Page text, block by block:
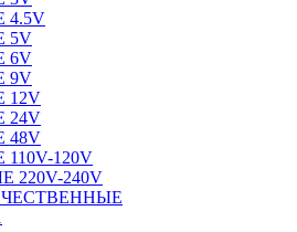
4.5V
5V
6V
9V
12V
24V
48V
110V-120V
220V-240V